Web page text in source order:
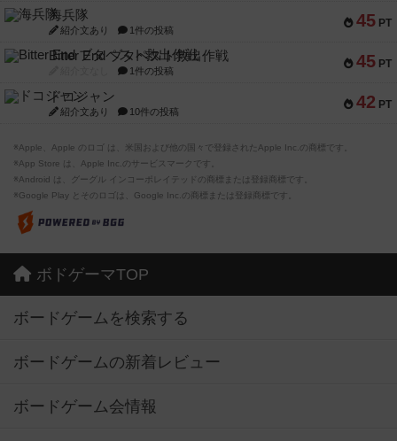
45 PT
海兵隊
紹介文あり 1件の投稿
45 PT
Bitter End ブタペスト救出作戦
1件の投稿
42 PT
ドコジャン
紹介文あり 10件の投稿
※Apple、Apple のロゴ は、米国および他の国々で登録されたApple Inc.の商標です。
※App Store は、Apple Inc.のサービスマークです。
※Android は、グーグル インコーポレイテッドの商標または登録商標です。
※Google Play とそのロゴは、Google Inc.の商標または登録商標です。
ボドゲーマTOP
ボードゲームを検索する
ボードゲームの新着レビュー
ボードゲーム会情報